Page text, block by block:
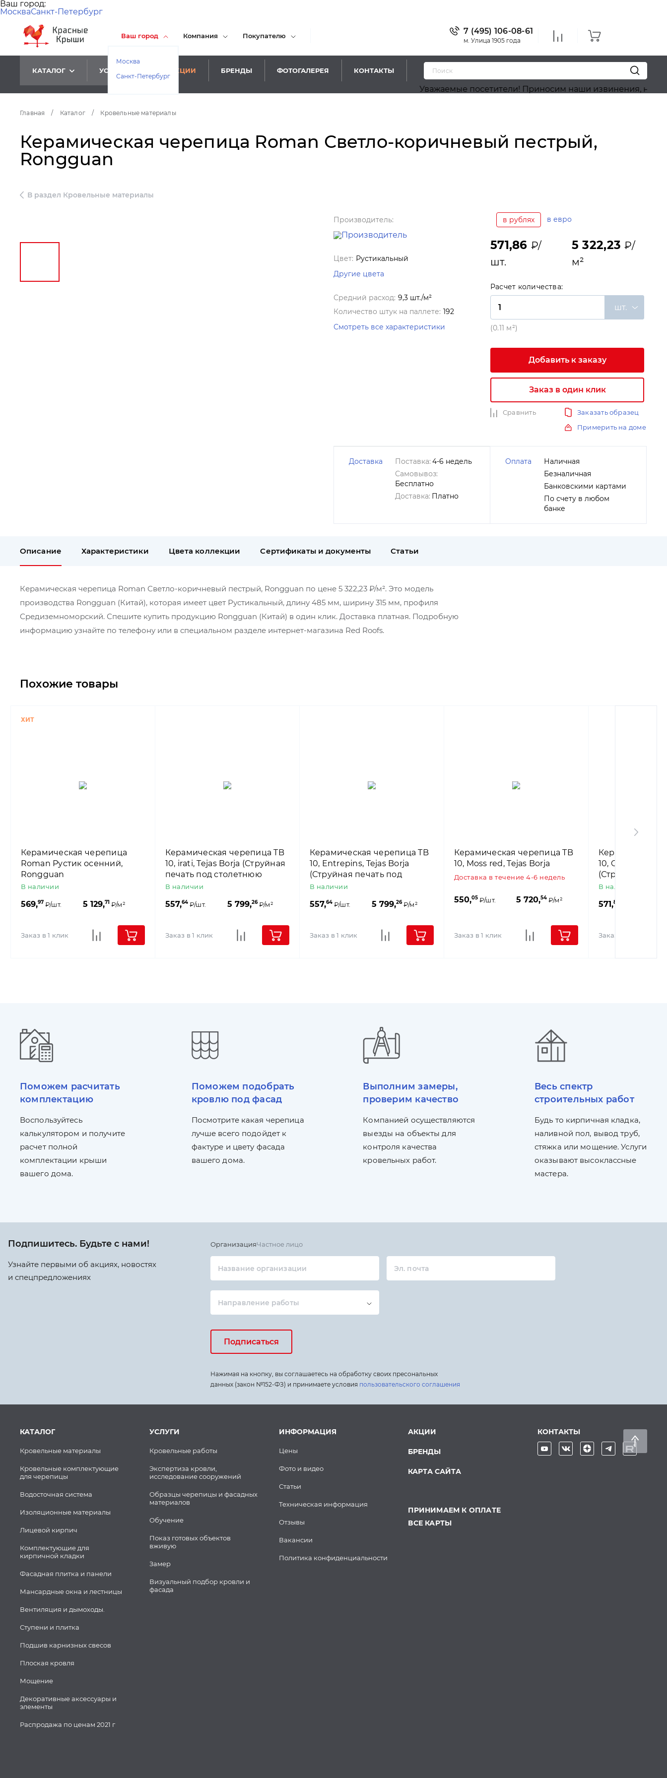
Ваш город:
МоскваСанкт-Петербург
Ваш город
Москва
Санкт-Петербург
Компания Покупателю
7 (495) 106-08-61
м. Улица 1905 года
КАТАЛОГ УСЛУГИ АКЦИИ БРЕНДЫ ФОТОГАЛЕРЕЯ КОНТАКТЫ
Уважаемые посетители! Приносим наши извинения, на сайте
Главная / Каталог / Кровельные материалы
Керамическая черепица Roman Светло-коричневый пестрый,
Rongguan
В раздел Кровельные материалы
Производитель:
Цвет: Рустикальный
Другие цвета
Средний расход: 9,3 шт./м²
Количество штук на паллете: 192
Смотреть все характеристики
в рублях в евро
571,86 ₽/
шт.
5 322,23₽/
м²
Расчет количества:
шт.
(0.11 м²)
Добавить к заказу
Заказ в один клик
Сравнить
Заказать образец
Примерить на доме
Доставка Поставка: 4-6 недель
Самовывоз:
Бесплатно
Доставка: Платно
Оплата
Наличная
Безналичная
Банковскими картами
По счету в любом
банке
Описание Характеристики Цвета коллекции Сертификаты и документы Статьи
Керамическая черепица Roman Светло-коричневый пестрый, Rongguan по цене 5 322,23 ₽/м². Это модель
производства Rongguan (Китай), которая имеет цвет Рустикальный, длину 485 мм, ширину 315 мм, профиля
Средиземноморский. Спешите купить продукцию Rongguan (Китай) в один клик. Доставка платная. Подробную
информацию узнайте по телефону или в специальном разделе интернет-магазина Red Roofs.
Похожие товары
ХИТ
Керамическая черепица
Roman Рустик осенний,
Rongguan
В наличии
569,97 ₽/шт. 5 129,71₽/м²
Заказ в 1 клик
Керамическая черепица TB
10, irati, Tejas Borja (Струйная
печать под столетнюю
черепицу)
В наличии
557,64₽/шт. 5 799,26₽/м²
Заказ в 1 клик
Керамическая черепица TB
10, Entrepins, Tejas Borja
(Струйная печать под
камень котто)
В наличии
557,64₽/шт. 5 799,26₽/м²
Заказ в 1 клик
Керамическая черепица TB
10, Moss red, Tejas Borja
Доставка в течение 4-6 недель
550,05₽/шт. 5 720,54₽/м²
Заказ в 1 клик
Керамическая
10, Ground,
(Струйная
столетнюю
В наличии
571,86
Заказ в 1 клик
Поможем расчитать
комплектацию
Воспользуйтесь
калькулятором и получите
расчет полной
комплектации крыши
вашего дома.
Поможем подобрать
кровлю под фасад
Посмотрите какая черепица
лучше всего подойдет к
фактуре и цвету фасада
вашего дома.
Выполним замеры,
проверим качество
Компанией осуществляются
выезды на объекты для
контроля качества
кровельных работ.
Весь спектр
строительных работ
Будь то кирпичная кладка,
наливной пол, вывод труб,
стяжка или мощение. Услуги
оказывают высоклассные
мастера.
Подпишитесь. Будьте с нами!
Узнайте первыми об акциях, новостях
и спецпредложениях
ОрганизацияЧастное лицо
Название организации Эл. почта
Направление работы
Подписаться
Нажимая на кнопку, вы соглашаетесь на обработку своих пресональных
данных (закон №152-ФЗ) и принимаете условия пользовательского соглашения
КАТАЛОГ
Кровельные материалы
Кровельные комплектующие
для черепицы
Водосточная система
Изоляционные материалы
Лицевой кирпич
Комплектующие для
кирпичной кладки
Фасадная плитка и панели
Мансардные окна и лестницы
Вентиляция и дымоходы.
Ступени и плитка
Подшив карнизных свесов
Плоская кровля
Мощение
Декоративные аксессуары и
элементы
Распродажа по ценам 2021 г
УСЛУГИ
Кровельные работы
Экспертиза кровли,
исследование сооружений
Образцы черепицы и фасадных
материалов
Обучение
Показ готовых объектов
вживую
Замер
Визуальный подбор кровли и
фасада
ИНФОРМАЦИЯ
Цены
Фото и видео
Статьи
Техническая информация
Отзывы
Вакансии
Политика конфиденциальности
АКЦИИ
БРЕНДЫ
КАРТА САЙТА
ПРИНИМАЕМ К ОПЛАТЕ
ВСЕ КАРТЫ
КОНТАКТЫ